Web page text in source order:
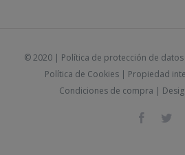
© 2020 | Política de protección de datos
Política de Cookies| Propiedad
Condiciones de compra |
Facebook